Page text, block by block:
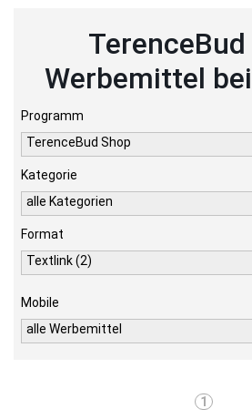
TerenceBud
Werbemittel
Programm
TerenceBud Shop
Kategorie
alle Kategorien
Format
Textlink (2)
Mobile
alle Werbemittel
1